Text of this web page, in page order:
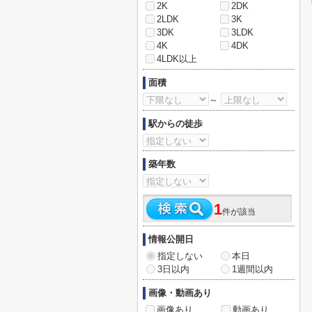
2K
2DK
2LDK
3K
3DK
3LDK
4K
4DK
4LDK以上
面積
～
駅からの徒歩
築年数
1件が該当
情報公開日
指定しない
本日
3日以内
1週間以内
画像・動画あり
画像あり
動画あり